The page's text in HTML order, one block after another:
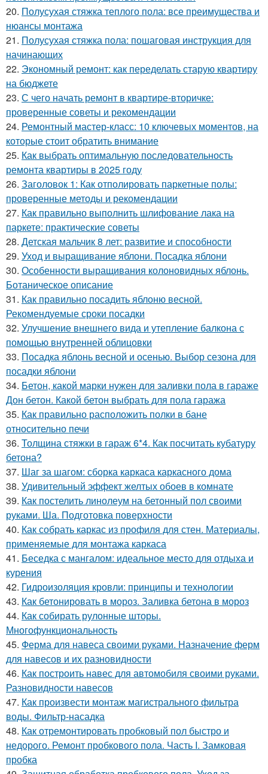
20. Полусухая стяжка теплого пола: все преимущества и
нюансы монтажа
21. Полусухая стяжка пола: пошаговая инструкция для
начинающих
22. Экономный ремонт: как переделать старую квартиру
на бюджете
23. С чего начать ремонт в квартире-вторичке:
проверенные советы и рекомендации
24. Ремонтный мастер-класс: 10 ключевых моментов, на
которые стоит обратить внимание
25. Как выбрать оптимальную последовательность
ремонта квартиры в 2025 году
26. Заголовок 1: Как отполировать паркетные полы:
проверенные методы и рекомендации
27. Как правильно выполнить шлифование лака на
паркете: практические советы
28. Детская мальчик 8 лет: развитие и способности
29. Уход и выращивание яблони. Посадка яблони
30. Особенности выращивания колоновидных яблонь.
Ботаническое описание
31. Как правильно посадить яблоню весной.
Рекомендуемые сроки посадки
32. Улучшение внешнего вида и утепление балкона с
помощью внутренней облицовки
33. Посадка яблонь весной и осенью. Выбор сезона для
посадки яблони
34. Бетон, какой марки нужен для заливки пола в гараже
Дон бетон. Какой бетон выбрать для пола гаража
35. Как правильно расположить полки в бане
относительно печи
36. Толщина стяжки в гараж 6*4. Как посчитать кубатуру
бетона?
37. Шаг за шагом: сборка каркаса каркасного дома
38. Удивительный эффект желтых обоев в комнате
39. Как постелить линолеум на бетонный пол своими
руками. Ша. Подготовка поверхности
40. Как собрать каркас из профиля для стен. Материалы,
применяемые для монтажа каркаса
41. Беседка с мангалом: идеальное место для отдыха и
курения
42. Гидроизоляция кровли: принципы и технологии
43. Как бетонировать в мороз. Заливка бетона в мороз
44. Как собирать рулонные шторы.
Многофункциональность
45. Ферма для навеса своими руками. Назначение ферм
для навесов и их разновидности
46. Как построить навес для автомобиля своими руками.
Разновидности навесов
47. Как произвести монтаж магистрального фильтра
воды. Фильтр-насадка
48. Как отремонтировать пробковый пол быстро и
недорого. Ремонт пробкового пола. Часть I. Замковая
пробка